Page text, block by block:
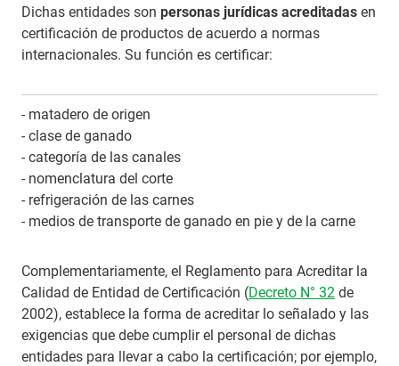
Dichas entidades son personas jurídicas acreditadas en
certificación de productos de acuerdo a normas
internacionales. Su función es certificar:
- matadero de origen
- clase de ganado
- categoría de las canales
- nomenclatura del corte
- refrigeración de las carnes
- medios de transporte de ganado en pie y de la carne
Complementariamente, el Reglamento para Acreditar la
Calidad de Entidad de Certificación (Decreto N° 32 de
2002), establece la forma de acreditar lo señalado y las
exigencias que debe cumplir el personal de dichas
entidades para llevar a cabo la certificación; por ejemplo,